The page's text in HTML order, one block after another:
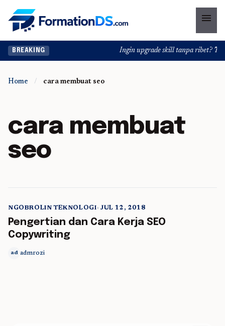
menu
BREAKING Ingin upgrade skill tanpa ribet?
Home / cara membuat seo
cara membuat
seo
NGOBROLIN TEKNOLOGI• JUL 12, 2018
Pengertian dan Cara Kerja SEO
Copywriting
ad admrozi